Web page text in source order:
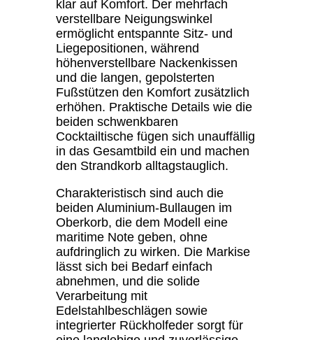
klar auf Komfort. Der mehrfach
verstellbare Neigungswinkel
ermöglicht entspannte Sitz- und
Liegepositionen, während
höhenverstellbare Nackenkissen
und die langen, gepolsterten
Fußstützen den Komfort zusätzlich
erhöhen. Praktische Details wie die
beiden schwenkbaren
Cocktailtische fügen sich unauffällig
in das Gesamtbild ein und machen
den Strandkorb alltagstauglich.
Charakteristisch sind auch die
beiden Aluminium-Bullaugen im
Oberkorb, die dem Modell eine
maritime Note geben, ohne
aufdringlich zu wirken. Die Markise
lässt sich bei Bedarf einfach
abnehmen, und die solide
Verarbeitung mit
Edelstahlbeschlägen sowie
integrierter Rückholfeder sorgt für